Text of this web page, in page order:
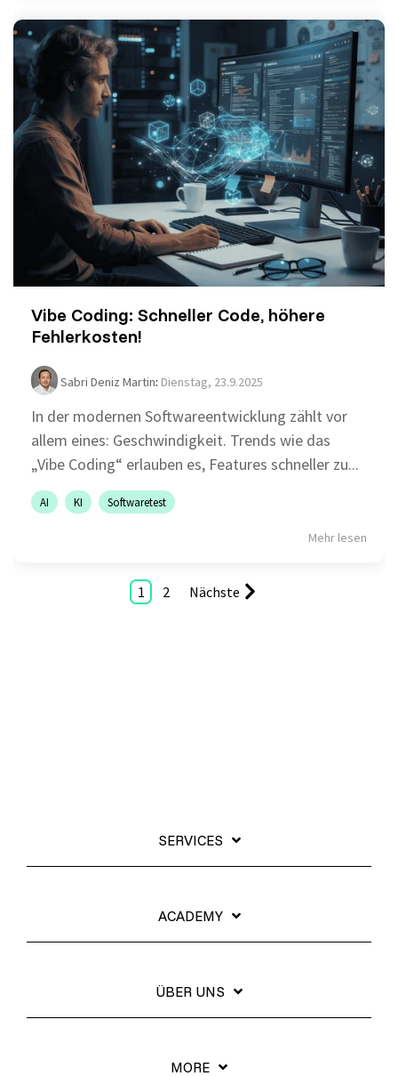
Vibe Coding: Schneller Code, höhere
Fehlerkosten!
Sabri Deniz Martin: Dienstag, 23.9.2025
In der modernen Softwareentwicklung zählt vor
allem eines: Geschwindigkeit. Trends wie das
„Vibe Coding“ erlauben es, Features schneller zu...
AI KI Softwaretest
Mehr lesen
1 2 Nächste
SERVICES
ACADEMY
ÜBER UNS
MORE